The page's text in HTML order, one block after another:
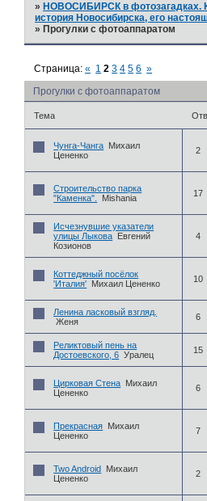
» НОВОСИБИРСК в фотозагадках.
история Новосибирска, его
» Прогулки с фотоаппаратом
Прогулки с фотоаппаратом
Страница:« 1 2 3 4 5 6 »
Тема
Чунга-Чанга Михаил
Цененко
2
Строительство парка
"Каменка".
Mishania 17
Исчезнувшие указатели
улицы Лыкова Евгений
Козионов
4
Коттеджный посёлок
'Италия' Михаил Цененко 10
Ленина ласковый взгляд.
Женя
6
Реликтовый пень на
Достоевского, 6 Уралец 15
Цирковая Стена Михаил
Цененко
6
Прекрасная Михаил
Цененко
7
Two Android Михаил
Цененко
2